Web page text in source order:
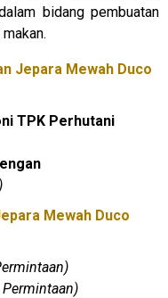
bidang pembuatan
Jepara Mewah Duco
TPK Perhutani
Mewah Duco
Permintaan)